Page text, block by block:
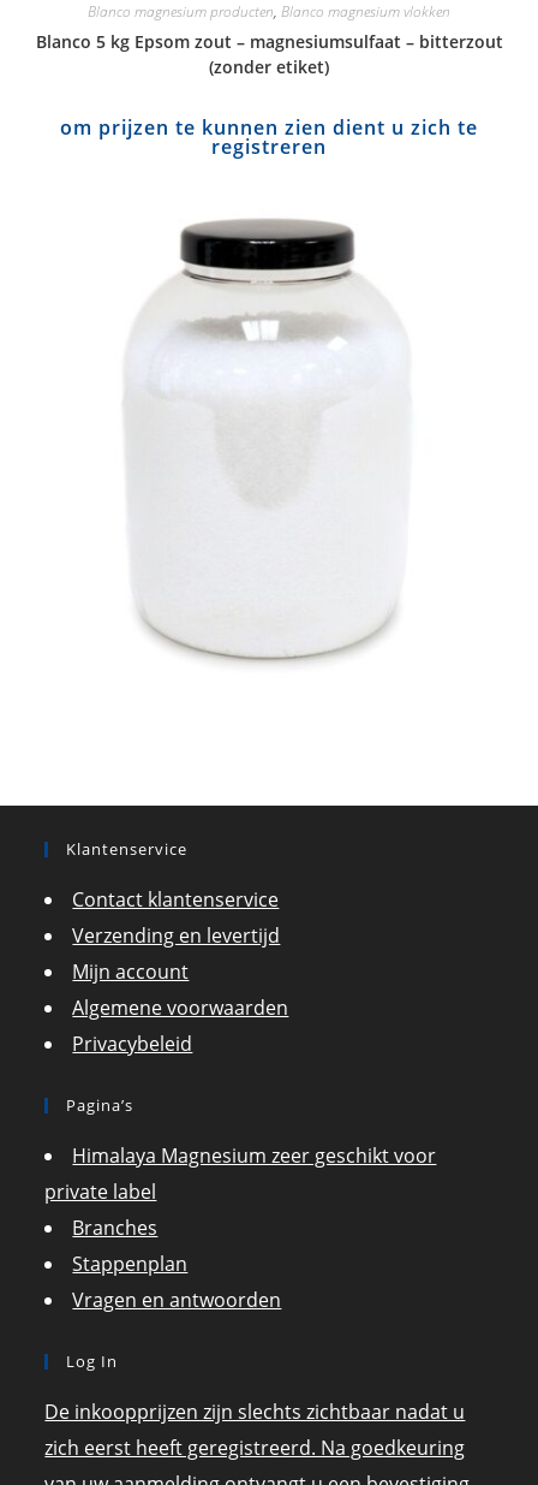
Blanco magnesium producten, Blanco magnesium vlokken
Blanco 5 kg Epsom zout – magnesiumsulfaat – bitterzout
(zonder etiket)
om prijzen te kunnen zien dient u zich te
registreren
Klantenservice
Contact klantenservice
Verzending en levertijd
Mijn account
Algemene voorwaarden
Privacybeleid
Pagina’s
Himalaya Magnesium zeer geschikt voor
private label
Branches
Stappenplan
Vragen en antwoorden
Log In
De inkoopprijzen zijn slechts zichtbaar nadat u
zich eerst heeft geregistreerd. Na goedkeuring